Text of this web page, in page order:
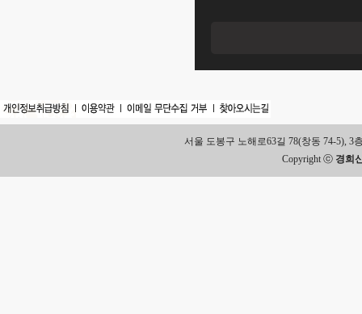
서울 도봉구 노해로63길 78(창동 74-5), 3
Copyright ⓒ 경희